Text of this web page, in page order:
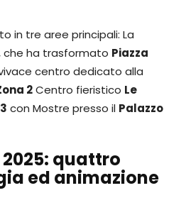
in tre aree principali: La
che ha trasformato Piazza
centro dedicato alla
2Centro fieristico Le
3 con Mostre presso il Palazzo
quattro
ed animazione